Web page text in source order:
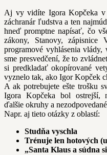
Aj vy vidíte Igora Kopčeka
záchranár ľudstva a ten
hneď promptne napísať, čo
zákony, Stanovy, zápisnice
programové vyhlásenia
sme presvedčení, že to
si predkladať okopírované
vyznelo tak, ako Igor Kopček
A ak potrebujete ešte trošku
Igora Kopčeka bol ostrejší,
ďalšie okruhy a
Napr. aj tieto otázky z oblastí:
Studňa vyschla
Trénuje len hotových
„Santa Klaus a súdna